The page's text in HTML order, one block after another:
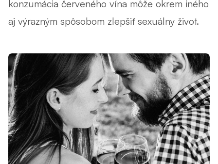
konzumácia červeného vína môže okrem iného
aj výrazným spôsobom zlepšiť sexuálny život.